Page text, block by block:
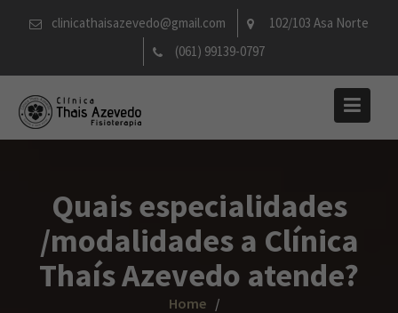
clinicathaisazevedo@gmail.com
102/103 Asa Norte
(061) 99139-0797
Quais especialidades
/modalidades a Clínica
Thaís Azevedo atende?
Home